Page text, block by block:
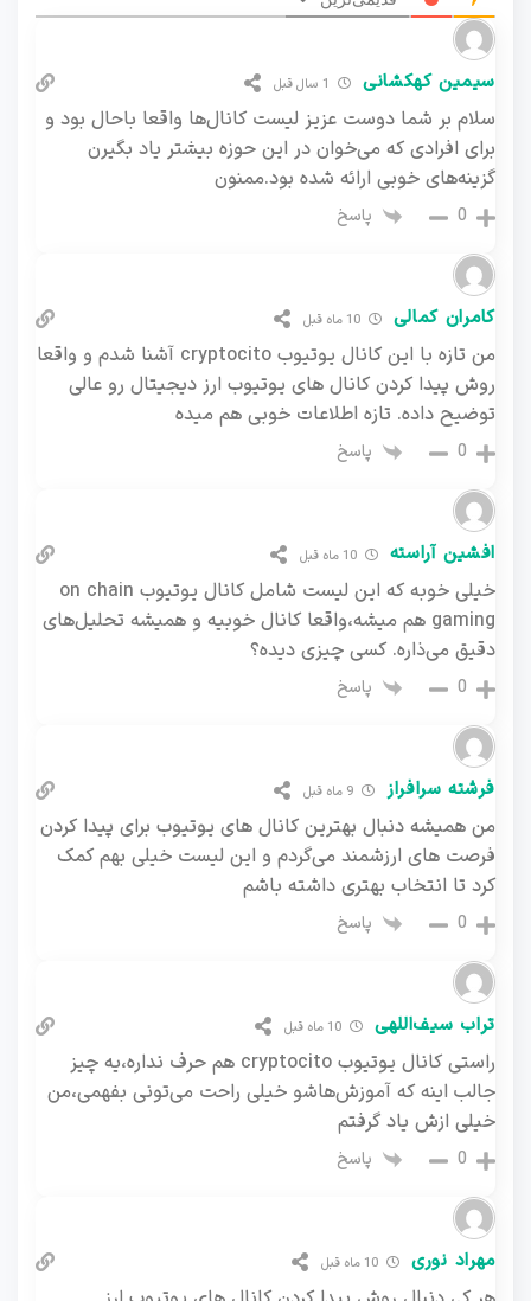
سیمین کهکشانی
سلام بر شما دوست عزیز لیست کانال‌ها واقعا باحال بود و
برای افرادی که می‌خوان در این حوزه بیشتر یاد بگیرن
گزینه‌های خوبی ارائه شده بود.ممنون
0 پاسخ
کامران کمالی 10 ماه قبل
من تازه با این کانال یوتیوب cryptocito آشنا شدم و واقعا
روش پیدا کردن کانال های یوتیوب ارز دیجیتال رو عالی
توضیح داده. تازه اطلاعات خوبی هم میده
0 پاسخ
افشین آراسته 10 ماه قبل
خیلی خوبه که این لیست شامل کانال یوتیوب on chain
gaming هم میشه،واقعا کانال خوبیه و همیشه تحلیل‌های
دقیق می‌ذاره. کسی چیزی دیده؟
0 پاسخ
فرشته سرافراز 9 ماه قبل
من همیشه دنبال بهترین کانال های یوتیوب برای پیدا کردن
فرصت های ارزشمند می‌گردم و این لیست خیلی بهم کمک
کرد تا انتخاب بهتری داشته باشم
0 پاسخ
تراب سیف‌اللهی 10 ماه قبل
راستی کانال یوتیوب cryptocito هم حرف نداره،یه چیز
جالب اینه که آموزش‌هاشو خیلی راحت می‌تونی بفهمی،من
خیلی ازش یاد گرفتم
0 پاسخ
مهراد نوری